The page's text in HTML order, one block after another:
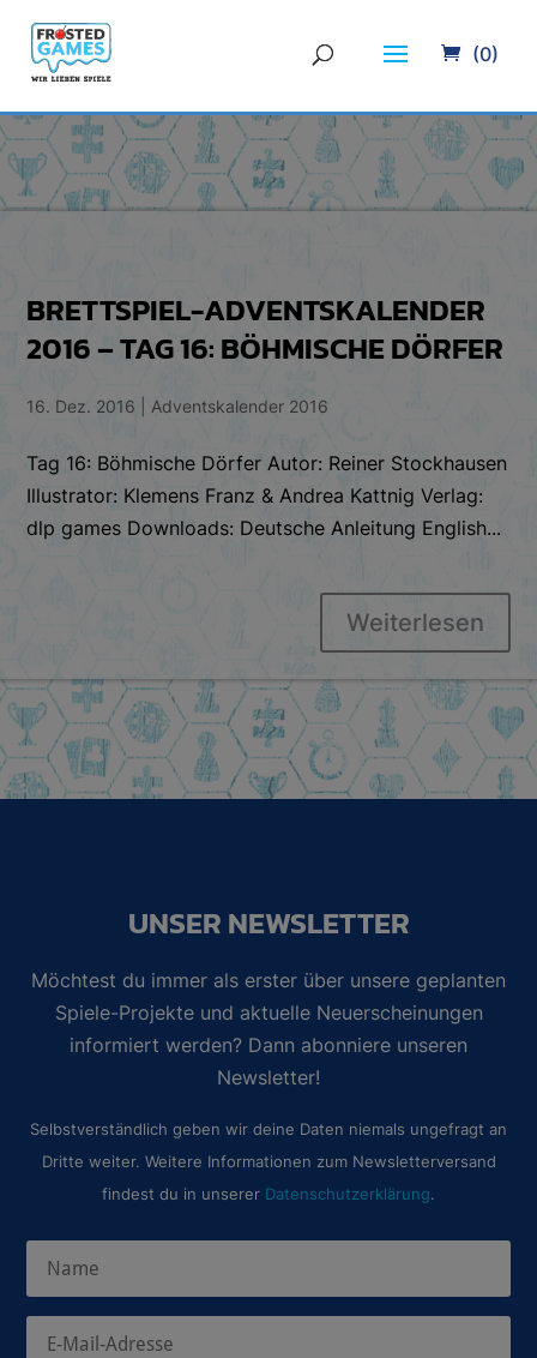
(0)
BRETTSPIEL-ADVENTSKALENDER
2016 – TAG 16: BÖHMISCHE DÖRFER
16. Dez. 2016 Adventskalender 2016
Tag 16: Böhmische Dörfer Autor: Reiner Stockhausen
Illustrator: Klemens Franz & Andrea Kattnig Verlag:
dlp games Downloads: Deutsche Anleitung English...
Weiterlesen
UNSER NEWSLETTER
Möchtest du immer als erster über unsere geplanten
Spiele-Projekte und aktuelle Neuerscheinungen
informiert werden? Dann abonniere unseren
Newsletter!
Selbstverständlich geben wir deine Daten niemals ungefragt an
Dritte weiter. Weitere Informationen zum Newsletterversand
findest du in unserer Datenschutzerklärung.